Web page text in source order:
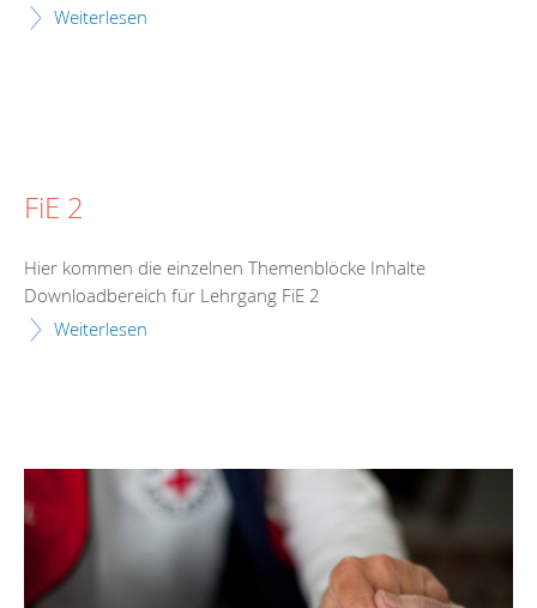
Weiterlesen
FiE 2
Hier kommen die einzelnen Themenblöcke Inhalte
Downloadbereich für Lehrgang FiE 2
Weiterlesen